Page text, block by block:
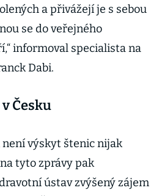
a přivážejí je s sebou
se do veřejného
informoval specialista na
Dabi.
Česku
výskyt štenic nijak
tyto zprávy pak
ústav zvýšený zájem